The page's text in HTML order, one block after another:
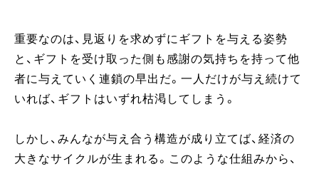
重要なのは、見返りを求めずにギフトを与える姿勢
と、ギフトを受け取った側も感謝の気持ちを持って他
者に与えていく連鎖の早出だ。一人だけが与え続けて
いれば、ギフトはいずれ枯渇してしまう。
しかし、みんなが与え合う構造が成り立てば、経済の
大きなサイクルが生まれる。このような仕組みから、